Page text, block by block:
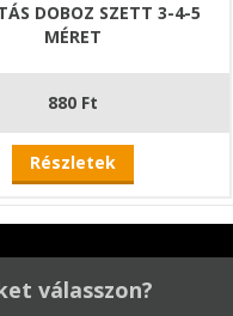
DOBOZ SZETT 3-4-5
MÉRET
880 Ft
Részletek
válasszon?